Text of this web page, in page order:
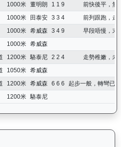
1000米 董明朗 1 1 9
前快後平，無
1000米 田泰安 3 3 4
前列跟跑，走
1000米 希威森 3 4 9
早段唔慢，末
1000米 希威森
1200米 駱泰尼 2 2 4
走勢稚嫩，未
1050米 希威森
1200米 希威森 6 6 6
起步一般，轉彎已
1200米 駱泰尼
）— 傷患紀錄：查看馬匹完整